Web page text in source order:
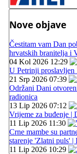
Nove objave
Čestitam vam Dan
hrvatskih branitelja i
04 Kol 2026 12:29
U Petrinji
21 Srp 2026 07:39
Održani Dani
radionica
13 Lip 2026 07:12
Vrijeme za buđenje |
11 Lip 2026 11:30
Crne mambe su
starenje 'Zlatni puls'
11 Lip 2026 10:29